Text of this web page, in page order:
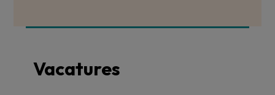
Vacatures